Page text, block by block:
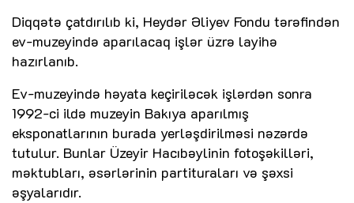
Diqqətə çatdırılıb ki, Heydər Əliyev Fondu tərəfindən
ev-muzeyində aparılacaq işlər üzrə layihə
hazırlanıb.
Ev-muzeyində həyata keçiriləcək işlərdən sonra
1992-ci ildə muzeyin Bakıya aparılmış
eksponatlarının burada yerləşdirilməsi nəzərdə
tutulur. Bunlar Üzeyir Hacıbəylinin fotoşəkilləri,
məktubları, əsərlərinin partituraları və şəxsi
əşyalarıdır.